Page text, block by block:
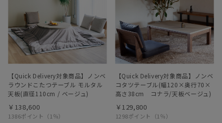
【Quick Delivery対象商品】ノンベ
ラウンドこたつテーブル モルタル
天板(直径110cm / ベージュ)
1386ポイント （1％）
￥138,600
【Quick Delivery対象商品】ノンベ
コタツテーブル(幅120×奥行70×
高さ38cm コナラ/天板ベージュ)
1298ポイント （1％）
￥129,800